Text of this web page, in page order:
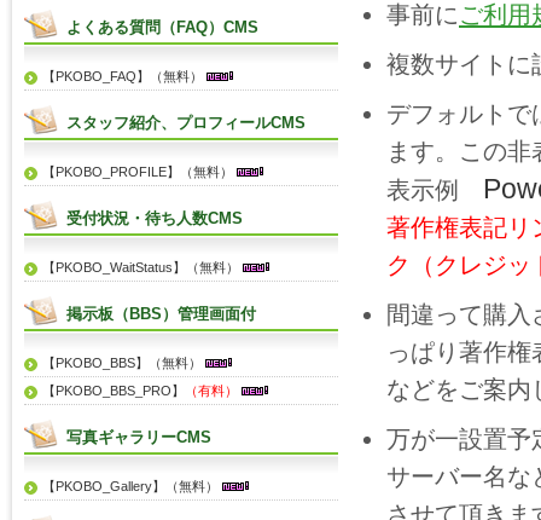
事前に ご利用
複数サイトに
デフォルトで
ます。この
表示例
著作権表記リ
ク（クレジッ
間違って購
っぱり著作
などをご案内
万が一設置予
サーバー名な
させて頂きま
よくある質問（FAQ）CMS
【PKOBO_FAQ】（無料）
スタッフ紹介、プロフィールCMS
【PKOBO_PROFILE】（無料）
受付状況・待ち人数CMS
【PKOBO_WaitStatus】（無料）
掲示板（BBS）管理画面付
【PKOBO_BBS】（無料）
【PKOBO_BBS_PRO】
（有料）
写真ギャラリーCMS
【PKOBO_Gallery】（無料）